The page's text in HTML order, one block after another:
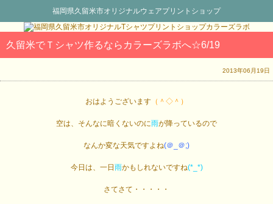
福岡県久留米市オリジナルウェアプリントショップ
久留米でＴシャツ作るならカラーズラボへ☆6/19
2013年06月19日
おはようございます （＾◇＾）
空は、そんなに暗くないのに雨が降っているので
なんか変な天気ですよね(＠_＠;)
今日は、一日 雨かもしれないですね(*_*)
さてさて・・・・・